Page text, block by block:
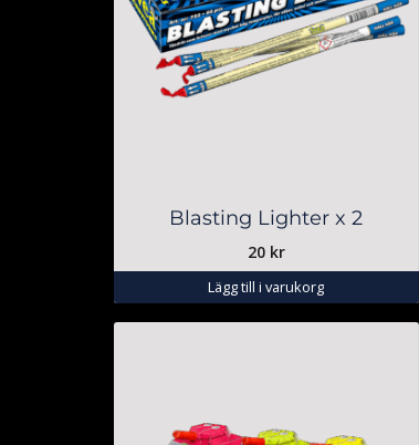
Blasting Lighter x 2
20 kr
Lägg till i varukorg